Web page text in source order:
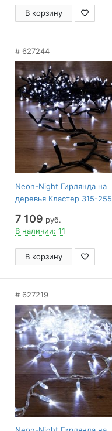
В корзину
627244
Neon-Night Гирлянда на
деревья Кластер 315-255
7 109 руб.
В наличии: 11
В корзину
627219